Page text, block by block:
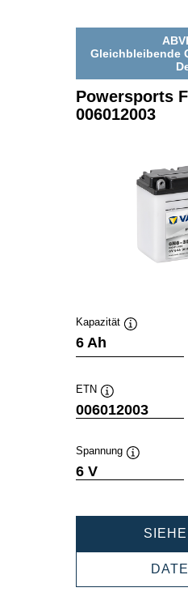
Gleichbleibende
Powersports
006012003
Kapazität
6 Ah
ETN
Quickinfo
006012003
Spannung
6 V